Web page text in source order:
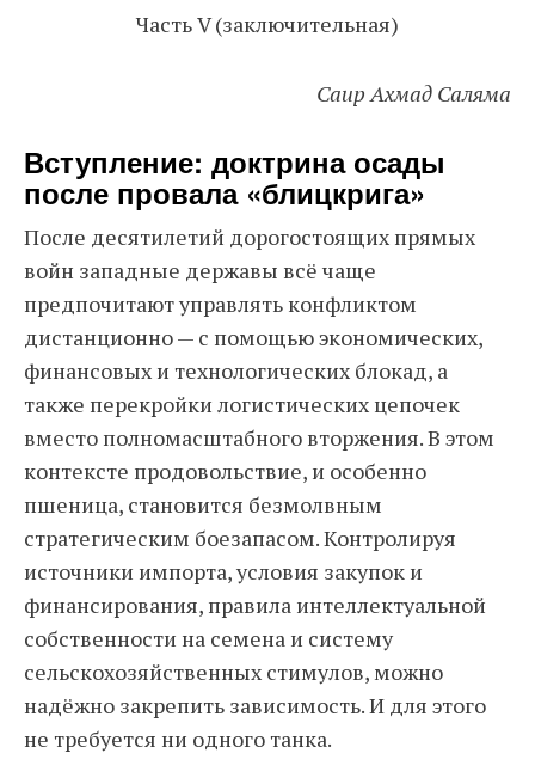
Часть V (заключительная)
Саир Ахмад Саляма
Вступление: доктрина осады
после провала «блицкрига»
После десятилетий дорогостоящих прямых
войн западные державы всё чаще
предпочитают управлять конфликтом
дистанционно — с помощью экономических,
финансовых и технологических блокад, а
также перекройки логистических цепочек
вместо полномасштабного вторжения. В этом
контексте продовольствие, и особенно
пшеница, становится безмолвным
стратегическим боезапасом. Контролируя
источники импорта, условия закупок и
финансирования, правила интеллектуальной
собственности на семена и систему
сельскохозяйственных стимулов, можно
надёжно закрепить зависимость. И для этого
не требуется ни одного танка.